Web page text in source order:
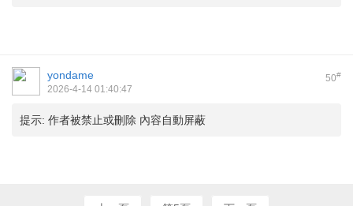
50#
yondame
2026-4-14 01:40:47
提示: 作者被禁止或刪除 內容自動屏蔽